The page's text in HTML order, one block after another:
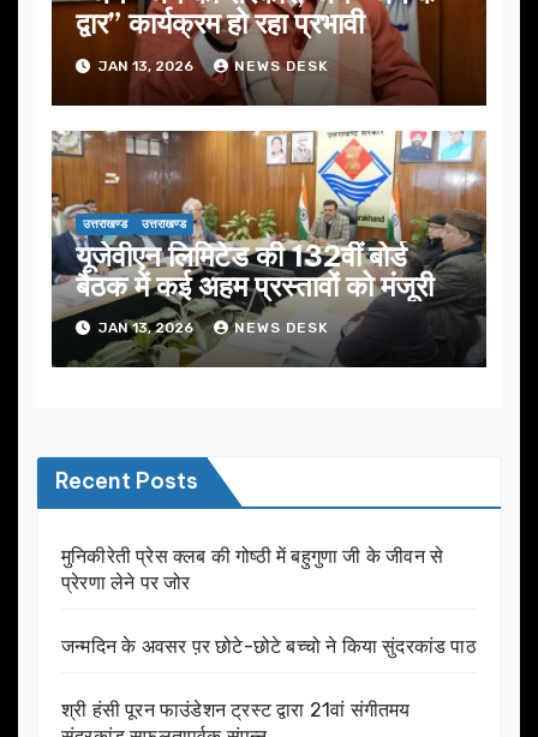
द्वार” कार्यक्रम हो रहा प्रभावी
JAN 13, 2026 NEWS DESK
उत्तराखण्ड उत्तराखण्ड
यूजेवीएन लिमिटेड की 132वीं बोर्ड
बैठक में कई अहम प्रस्तावों को मंजूरी
JAN 13, 2026 NEWS DESK
Recent Posts
मुनिकीरेती प्रेस क्लब की गोष्ठी में बहुगुणा जी के जीवन से
प्रेरणा लेने पर जोर
जन्मदिन के अवसर प़र छोटे-छोटे बच्चो ने किया सुंदरकांड पाठ
श्री हंसी पूरन फाउंडेशन ट्रस्ट द्वारा 21वां संगीतमय